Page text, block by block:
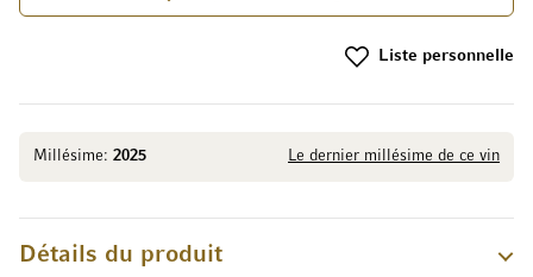
Millésime: 2025 Le dernier millésime de ce vin
Liste personnelle
Détails du produit